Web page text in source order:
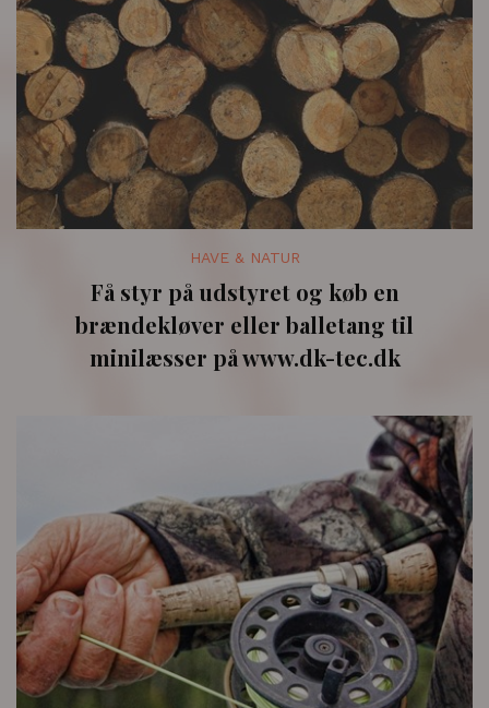
HAVE & NATUR
Få styr på udstyret og køb en
brændekløver eller balletang til
minilæsser på www.dk-tec.dk